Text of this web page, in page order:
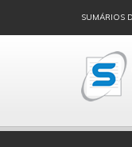
SUMÁRIOS